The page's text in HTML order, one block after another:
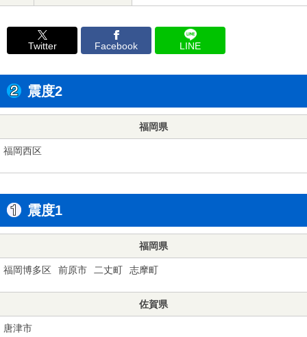
Twitter Facebook LINE
震度2
福岡県
福岡西区
震度1
福岡県
福岡博多区 前原市 二丈町 志摩町
佐賀県
唐津市